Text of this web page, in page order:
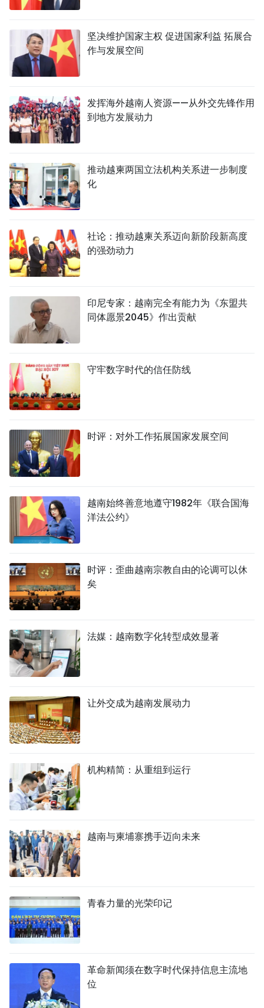
坚决维护国家主权 促进国家利益 拓展合
作与发展空间
发挥海外越南人资源——从外交先锋作用
到地方发展动力
推动越柬两国立法机构关系进一步制度
化
社论：推动越柬关系迈向新阶段新高度
的强劲动力
印尼专家：越南完全有能力为《东盟共
同体愿景2045》作出贡献
守牢数字时代的信任防线
时评：对外工作拓展国家发展空间
越南始终善意地遵守1982年《联合国海
洋法公约》
时评：歪曲越南宗教自由的论调可以休
矣
法媒：越南数字化转型成效显著
让外交成为越南发展动力
机构精简：从重组到运行
越南与柬埔寨携手迈向未来
青春力量的光荣印记
革命新闻须在数字时代保持信息主流地
位